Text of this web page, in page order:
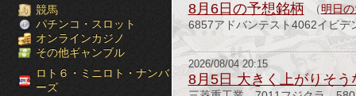
テ
ナ
［ブ
競馬
パチンコ・スロット
オンラインカジノ
その他ギャンブル
ロト６・ミニロト・ナンバ
ーズ
8月6日の予想銘柄 （明日
6857アドバンテスト4062イビ
2026/08/04 20:15
8月5日 大きく上がりそう